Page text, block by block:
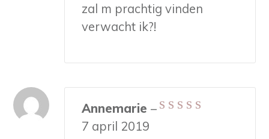
zal m prachtig vinden
verwacht ik?!
Annemarie–
7 april 2019